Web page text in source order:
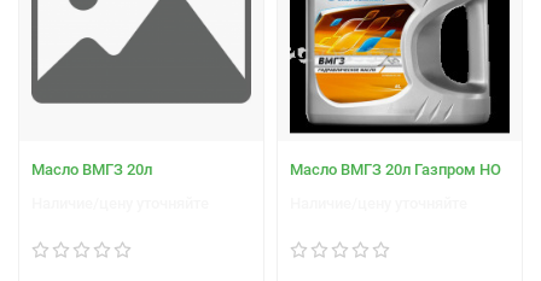
Масло ВМГЗ 20л
Масло ВМГЗ 20л Газпром НО